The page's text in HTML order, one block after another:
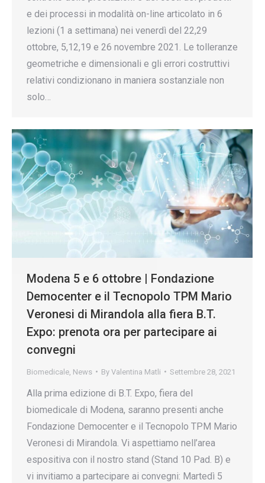
e dei processi in modalità on-line articolato in 6
lezioni (1 a settimana) nei venerdì del 22,29
ottobre, 5,12,19 e 26 novembre 2021. Le tolleranze
geometriche e dimensionali e gli errori costruttivi
relativi condizionano in maniera sostanziale non
solo…
Modena 5 e 6 ottobre | Fondazione
Democenter e il Tecnopolo TPM Mario
Veronesi di Mirandola alla fiera B.T.
Expo: prenota ora per partecipare ai
convegni
Biomedicale News By Valentina Matli Settembre 28, 2021
Alla prima edizione di B.T. Expo, fiera del
biomedicale di Modena, saranno presenti anche
Fondazione Democenter e il Tecnopolo TPM Mario
Veronesi di Mirandola. Vi aspettiamo nell’area
espositiva con il nostro stand (Stand 10 Pad. B) e
vi invitiamo a partecipare ai convegni: Martedì 5